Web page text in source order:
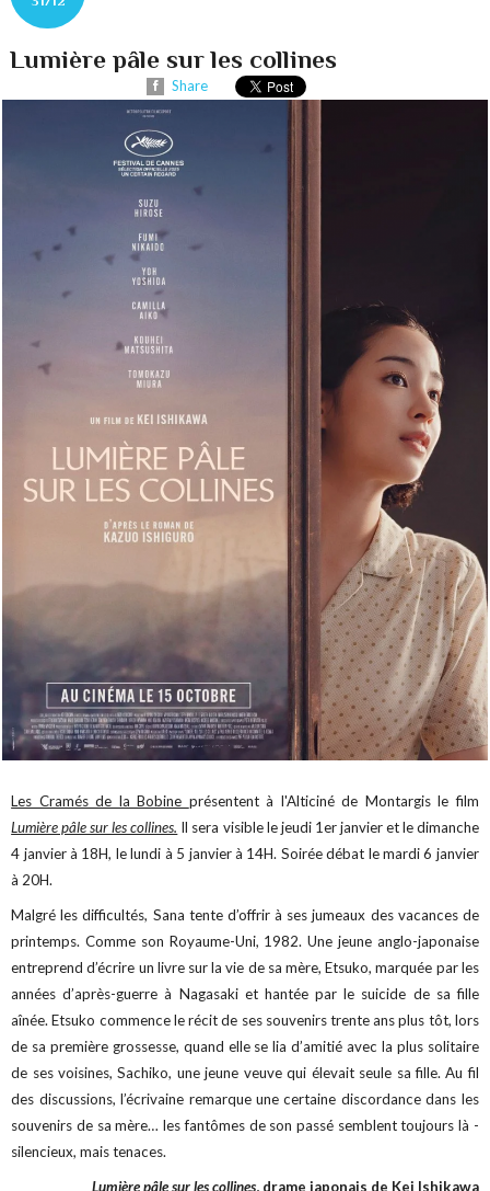
Lumière pâle sur les collines
Share
Les Cramés de la Bobine présentent à l'Alticiné de Montargis le film
Lumière pâle sur les collines. Il sera visible le jeudi 1er janvier et le dimanche
4 janvier à 18H, le lundi à 5 janvier à 14H. Soirée débat le mardi 6 janvier
à 20H.
Malgré les difficultés, Sana tente d’offrir à ses jumeaux des vacances de
printemps. Comme son Royaume-Uni, 1982. Une jeune anglo-japonaise
entreprend d’écrire un livre sur la vie de sa mère, Etsuko, marquée par les
années d’après-guerre à Nagasaki et hantée par le suicide de sa fille
aînée. Etsuko commence le récit de ses souvenirs trente ans plus tôt, lors
de sa première grossesse, quand elle se lia d’amitié avec la plus solitaire
de ses voisines, Sachiko, une jeune veuve qui élevait seule sa fille. Au fil
des discussions, l’écrivaine remarque une certaine discordance dans les
souvenirs de sa mère… les fantômes de son passé semblent toujours là -
silencieux, mais tenaces.
Lumière pâle sur les collines, drame japonais de Kei Ishikawa